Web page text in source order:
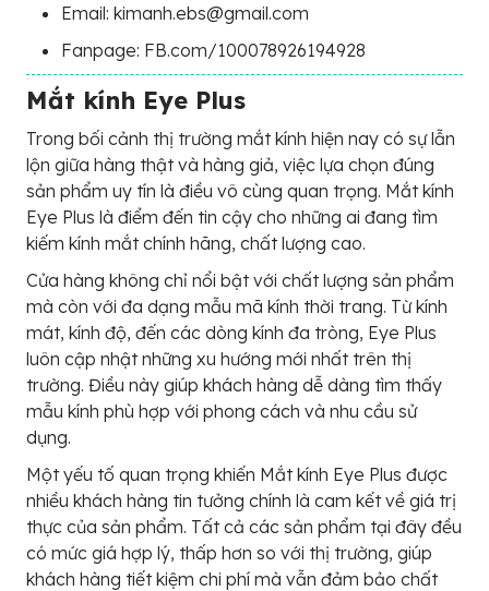
Email: kimanh.ebs@gmail.com
Fanpage: FB.com/100078926194928
Mắt kính Eye Plus
Trong bối cảnh thị trường mắt kính hiện nay có sự lẫn
lộn giữa hàng thật và hàng giả, việc lựa chọn đúng
sản phẩm uy tín là điều vô cùng quan trọng. Mắt kính
Eye Plus là điểm đến tin cậy cho những ai đang tìm
kiếm kính mắt chính hãng, chất lượng cao.
Cửa hàng không chỉ nổi bật với chất lượng sản phẩm
mà còn với đa dạng mẫu mã kính thời trang. Từ kính
mát, kính độ, đến các dòng kính đa tròng, Eye Plus
luôn cập nhật những xu hướng mới nhất trên thị
trường. Điều này giúp khách hàng dễ dàng tìm thấy
mẫu kính phù hợp với phong cách và nhu cầu sử
dụng.
Một yếu tố quan trọng khiến Mắt kính Eye Plus được
nhiều khách hàng tin tưởng chính là cam kết về giá trị
thực của sản phẩm. Tất cả các sản phẩm tại đây đều
có mức giá hợp lý, thấp hơn so với thị trường, giúp
khách hàng tiết kiệm chi phí mà vẫn đảm bảo chất